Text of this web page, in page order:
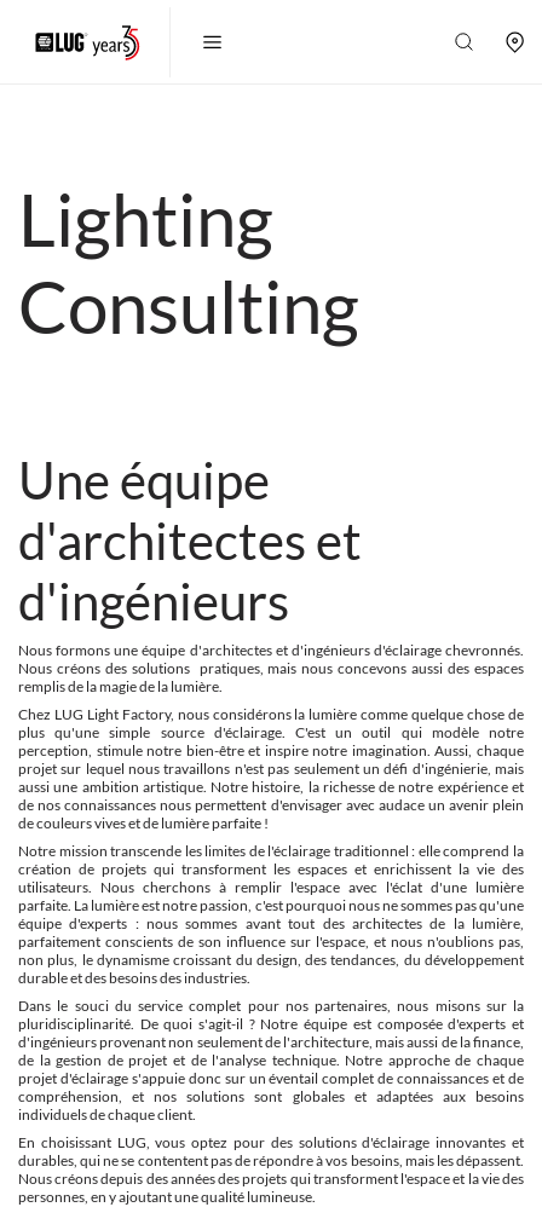
Lighting
Consulting
Une équipe
d'architectes et
d'ingénieurs
Nous formons une équipe d'architectes et d'ingénieurs d'éclairage chevronnés.
Nous créons des solutions pratiques, mais nous concevons aussi des espaces
remplis de la magie de la lumière.
Chez LUG Light Factory, nous considérons la lumière comme quelque chose de
plus qu'une simple source d'éclairage. C'est un outil qui modèle notre
perception, stimule notre bien-être et inspire notre imagination. Aussi, chaque
projet sur lequel nous travaillons n'est pas seulement un défi d'ingénierie, mais
aussi une ambition artistique. Notre histoire, la richesse de notre expérience et
de nos connaissances nous permettent d'envisager avec audace un avenir plein
de couleurs vives et de lumière parfaite !
Notre mission transcende les limites de l'éclairage traditionnel : elle comprend la
création de projets qui transforment les espaces et enrichissent la vie des
utilisateurs. Nous cherchons à remplir l'espace avec l'éclat d'une lumière
parfaite. La lumière est notre passion, c'est pourquoi nous ne sommes pas qu'une
équipe d'experts : nous sommes avant tout des architectes de la lumière,
parfaitement conscients de son influence sur l'espace, et nous n'oublions pas,
non plus, le dynamisme croissant du design, des tendances, du développement
durable et des besoins des industries.
Dans le souci du service complet pour nos partenaires, nous misons sur la
pluridisciplinarité. De quoi s'agit-il ? Notre équipe est composée d'experts et
d'ingénieurs provenant non seulement de l'architecture, mais aussi de la finance,
de la gestion de projet et de l'analyse technique. Notre approche de chaque
projet d'éclairage s'appuie donc sur un éventail complet de connaissances et de
compréhension, et nos solutions sont globales et adaptées aux besoins
individuels de chaque client.
En choisissant LUG, vous optez pour des solutions d'éclairage innovantes et
durables, qui ne se contentent pas de répondre à vos besoins, mais les dépassent.
Nous créons depuis des années des projets qui transforment l'espace et la vie des
personnes, en y ajoutant une qualité lumineuse.